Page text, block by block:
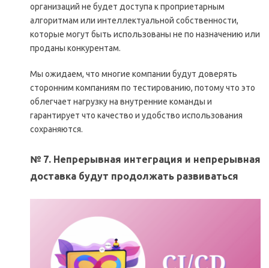
организаций не будет доступа к проприетарным
алгоритмам или интеллектуальной собственности,
которые могут быть использованы не по назначению или
проданы конкурентам.
Мы ожидаем, что многие компании будут доверять
сторонним компаниям по тестированию, потому что это
облегчает нагрузку на внутренние команды и
гарантирует что качество и удобство использования
сохраняются.
№ 7. Непрерывная интеграция и непрерывная
доставка будут продолжать развиваться